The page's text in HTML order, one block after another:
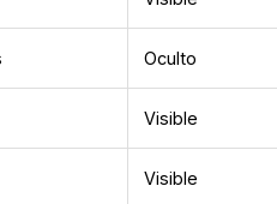
Oculto
Visible
Visible